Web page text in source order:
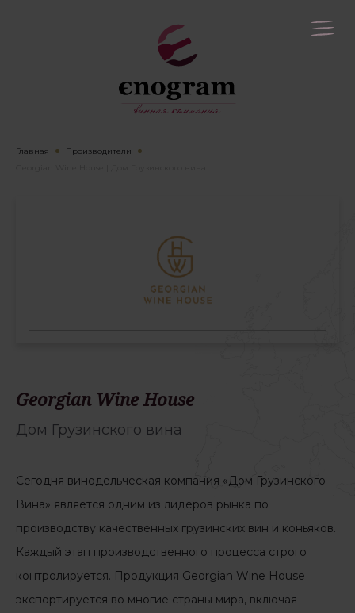
Главная
Производители
Georgian Wine House
Дом Грузинского вина
Сегодня винодельческая компания «Дом Грузинского
Вина» является одним из лидеров рынка по
производству качественных грузинских вин и коньяков.
Каждый этап производственного процесса строго
контролируется. Продукция Georgian Wine House
экспортируется во многие страны мира, включая